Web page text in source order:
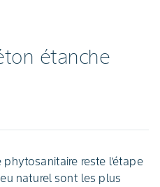
étanche
reste l’étape
naturel sont les plus